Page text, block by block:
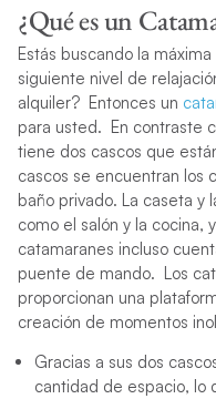
¿Qué es un
Estás buscando la
siguiente nivel de
alquiler? Entonces un
para usted. En contraste
tiene dos cascos que
cascos se encuentran los
baño privado. La caseta y
como el salón y la cocina,
catamaranes incluso
puente de mando. Los
proporcionan una
creación de momentos
Gracias a sus dos
cantidad de espacio, lo